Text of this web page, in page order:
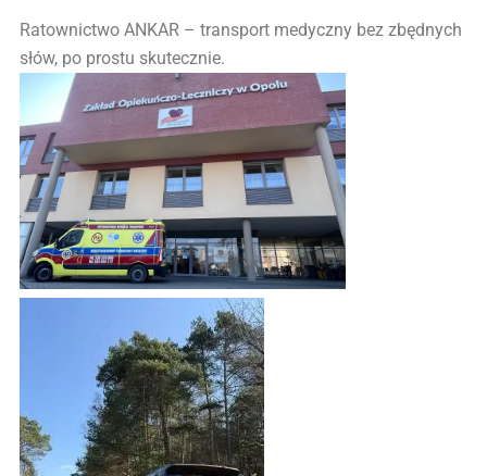
Ratownictwo ANKAR – transport medyczny bez zbędnych
słów, po prostu skutecznie.